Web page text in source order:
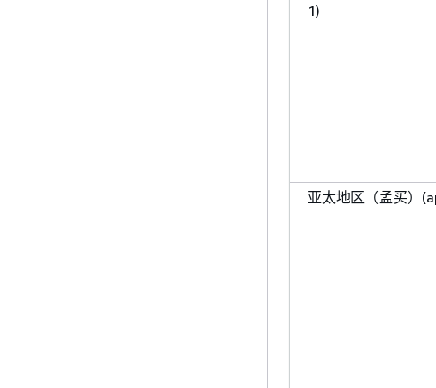
1)
亚太地区（孟买）